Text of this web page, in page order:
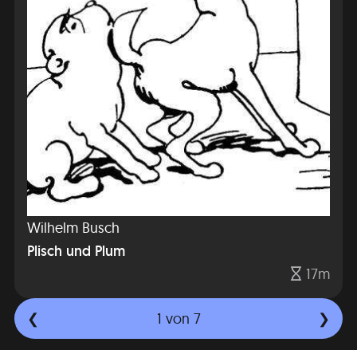
Plisch und Plum
Wilhelm Busch
17m
1 von 7